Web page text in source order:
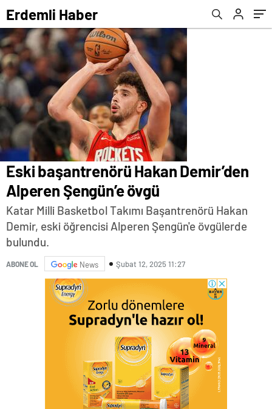
Erdemli Haber
Eski başantrenörü Hakan Demir’den
Alperen Şengün’e övgü
Katar Milli Basketbol Takımı Başantrenörü Hakan
Demir, eski öğrencisi Alperen Şengün'e övgülerde
bulundu.
ABONE OL News Şubat 12, 2025 11:27